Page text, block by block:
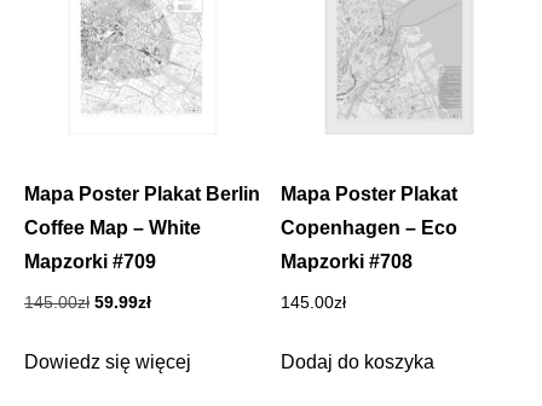
Mapa Poster Plakat Berlin
Coffee Map – White
Mapzorki #709
145.00zł Pierwotna
wynosiła:
59.99złAktualna
wynosi:
Dowiedz się więcej
Mapa Poster Plakat
Copenhagen – Eco
Mapzorki #708
145.00zł
Dodaj do koszyka